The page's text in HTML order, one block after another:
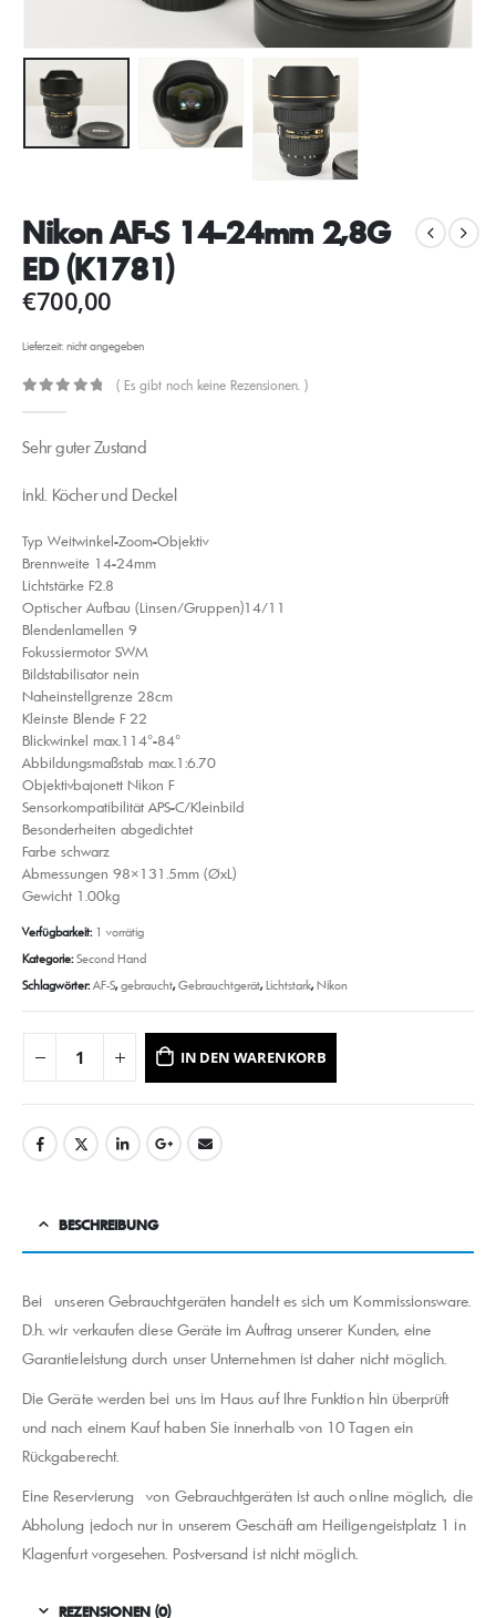
Nikon AF-S 14-24mm 2,8G
ED (K1781)
€700,00
Lieferzeit: nicht angegeben
( Es gibt noch keine Rezensionen. )
Sehr guter Zustand
inkl. Köcher und Deckel
Typ Weitwinkel-Zoom-Objektiv
Brennweite 14-24mm
Lichtstärke F2.8
Optischer Aufbau (Linsen/Gruppen)14/​11
Blendenlamellen 9
Fokussiermotor SWM
Bildstabilisator nein
Naheinstellgrenze 28cm
Kleinste Blende F 22
Blickwinkel max.114°-84°
Abbildungsmaßstab max.1:6.70
Objektivbajonett Nikon F
Sensorkompatibilität APS-C/​Kleinbild
Besonderheiten abgedichtet
Farbe schwarz
Abmessungen 98×131.5mm (ØxL)
Gewicht 1.00kg
Verfügbarkeit: 1 vorrätig
Kategorie:Second Hand
Schlagwörter:AF-S,gebraucht,Gebrauchtgerät,Lichtstark,Nikon
IN DEN WARENKORB
BESCHREIBUNG
Bei unseren Gebrauchtgeräten handelt es sich um Kommissionsware.
D.h. wir verkaufen diese Geräte im Auftrag unserer Kunden, eine
Garantieleistung durch unser Unternehmen ist daher nicht möglich.
Die Geräte werden bei uns im Haus auf Ihre Funktion hin überprüft
und nach einem Kauf haben Sie innerhalb von 10 Tagen ein
Rückgaberecht.
Eine Reservierung von Gebrauchtgeräten ist auch online möglich, die
Abholung jedoch nur in unserem Geschäft am Heiligengeistplatz 1 in
Klagenfurt vorgesehen. Postversand ist nicht möglich.
REZENSIONEN (0)